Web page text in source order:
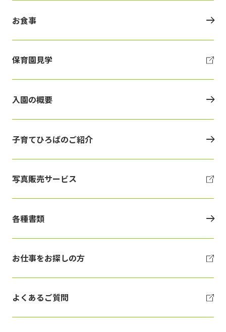
お食事
保育園見学
入園の概要
子育てひろばのご紹介
写真販売サービス
各種書類
お仕事をお探しの方
よくあるご質問